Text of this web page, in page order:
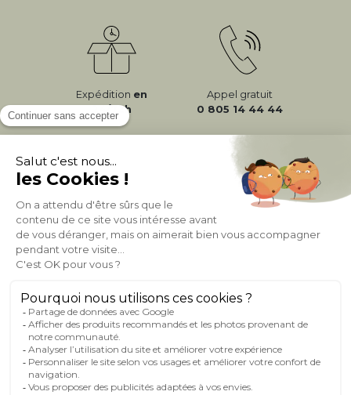
Expédition en
24/72h
Appel gratuit
0 805 14 44 44
À PROPOS DE MILIBOO
AIDE & CONTACT